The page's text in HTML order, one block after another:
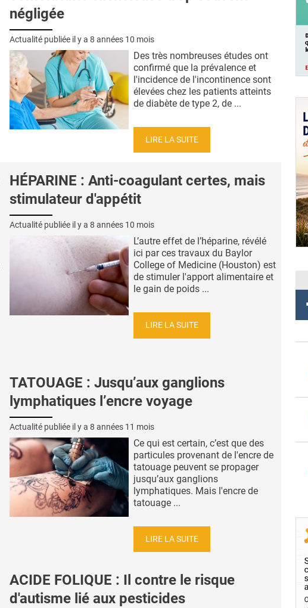
négligée
Actualité publiée il y a 8 années 10 mois
Des très nombreuses études ont
confirmé que la prévalence et
l'incidence de l'incontinence sont
élevées chez les patients atteints
de diabète de type 2, de ...
LIRE LA SUITE
HÉPARINE : Anti-coagulant certes, mais
stimulateur d'appétit
Actualité publiée il y a 8 années 10 mois
L’autre effet de l’héparine, révélé
ici par ces travaux du Baylor
College of Medicine (Houston) est
de stimuler l'apport alimentaire et
le gain de poids ...
LIRE LA SUITE
TATOUAGE : Jusqu’aux ganglions
lymphatiques l’encre voyage
Actualité publiée il y a 8 années 11 mois
Ce qui est certain, c’est que des
particules provenant de l'encre de
tatouage peuvent se propager
jusqu’aux ganglions
lymphatiques. Mais l'encre de
tatouage ...
LIRE LA SUITE
ACIDE FOLIQUE : Il contre le risque
d'autisme lié aux pesticides